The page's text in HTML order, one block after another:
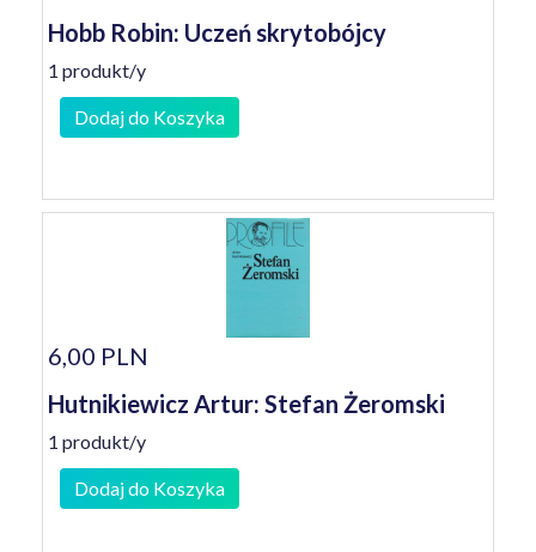
Hobb Robin: Uczeń skrytobójcy
1 produkt/y
Dodaj do Koszyka
6,00 PLN
Hutnikiewicz Artur: Stefan Żeromski
1 produkt/y
Dodaj do Koszyka